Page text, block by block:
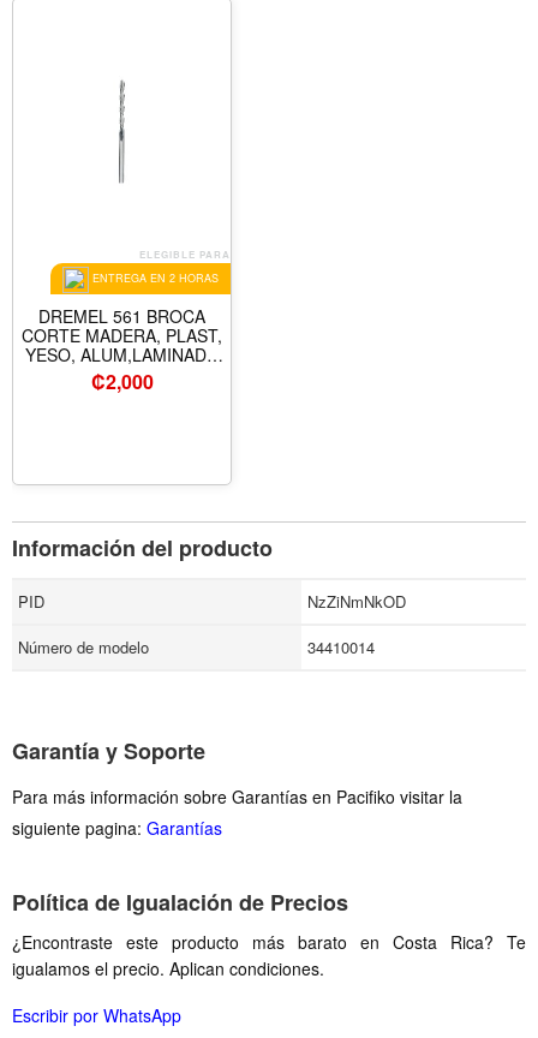
ELEGIBLE PARA
ENTREGA EN 2 HORAS
DREMEL 561 BROCA
CORTE MADERA, PLAST,
YESO, ALUM,LAMINADO
1/8" (3.2 MM )
2615000561
₡2,000
Información del producto
PID
NzZiNmNkOD
Número de modelo
34410014
Garantía y Soporte
Para más información sobre Garantías en Pacifiko visitar la
siguiente pagina: Garantías
Política de Igualación de Precios
¿Encontraste este producto más barato en Costa Rica? Te
igualamos el precio. Aplican condiciones.
Escribir por WhatsApp